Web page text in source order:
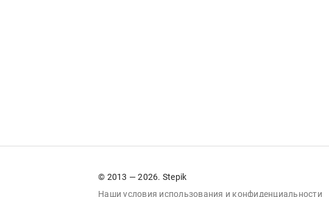
© 2013 — 2026. Stepik
Наши условия использования и конфиденциальности